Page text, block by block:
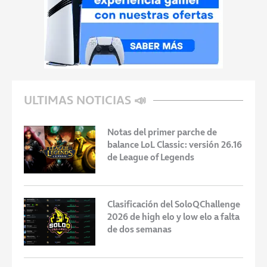
ULTIMAS NOTICIAS 📣
Notas del primer parche de
balance LoL Classic: versión 26.16
de League of Legends
Clasificación del SoloQChallenge
2026 de high elo y low elo a falta
de dos semanas